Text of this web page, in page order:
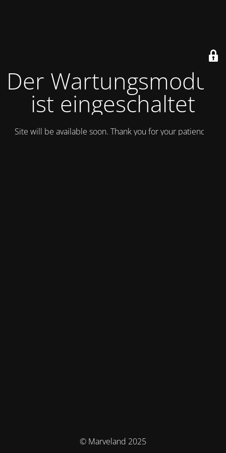
Der Wartungsmodus
ist eingeschaltet
Site will be available soon. Thank you for your patience!
© Marveland 2025